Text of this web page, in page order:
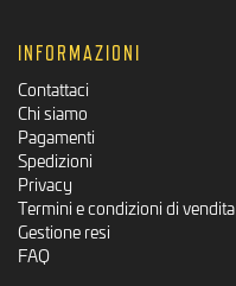
INFORMAZIONI
Contattaci
Chi siamo
Pagamenti
Spedizioni
Privacy
Termini e condizioni di vendita
Gestione resi
FAQ